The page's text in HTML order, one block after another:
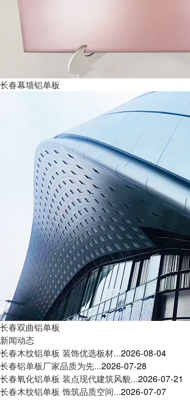
长春幕墙铝单板
长春双曲铝单板
新闻动态
长春木纹铝单板 装饰优选板材...2026-08-04
长春铝单板厂家品质为先...2026-07-28
长春氧化铝单板 装点现代建筑风貌...2026-07-21
长春木纹铝单板 饰筑品质空间...2026-07-07